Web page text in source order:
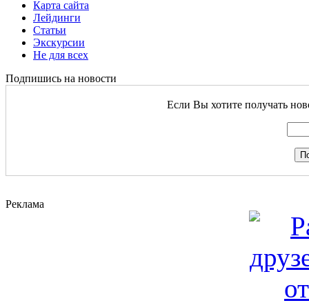
Карта сайта
Лейдинги
Статьи
Экскурсии
Не для всех
Подпишись на новости
Если Вы хотите получать
Реклама